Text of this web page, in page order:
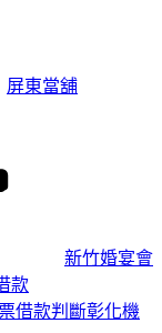
屏東當舖
新竹婚宴會
款
借款判斷彰化機